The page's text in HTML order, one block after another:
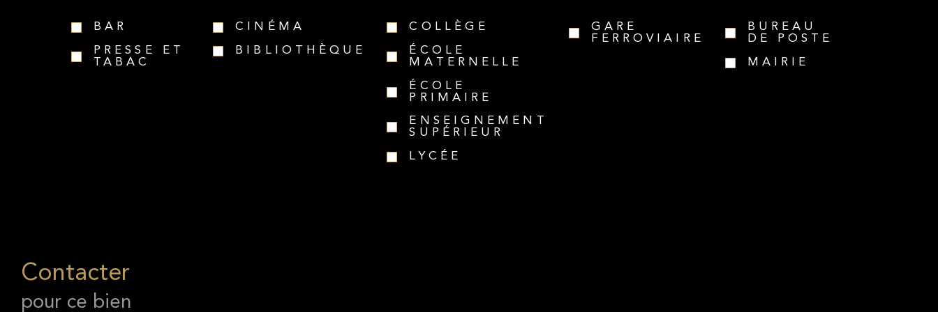
BAR
PRESSE ET
TABAC
CINÉMA
BIBLIOTHÈQUE
COLLÈGE
ÉCOLE
MATERNELLE
ÉCOLE
PRIMAIRE
ENSEIGNEMENT
SUPÉRIEUR
LYCÉE
GARE
FERROVIAIRE
BUREAU
DE POSTE
MAIRIE
Contacter
pour ce bien